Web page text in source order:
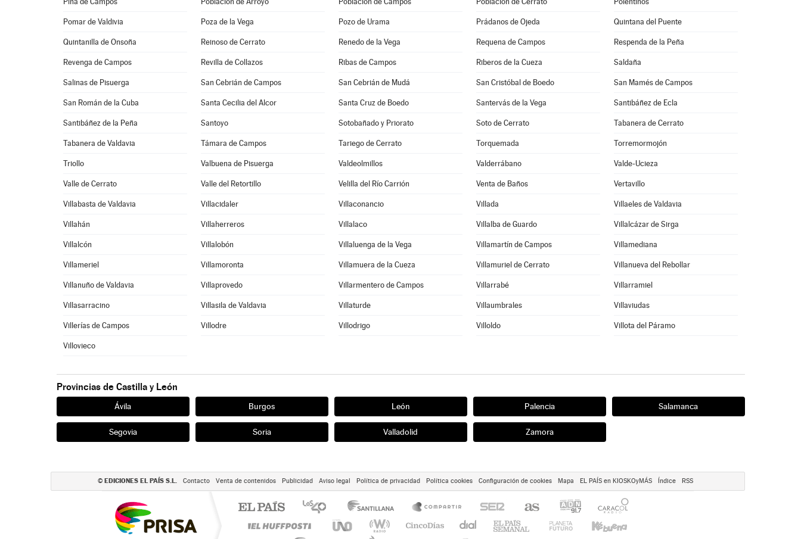
Pomar de Valdivia Poza de la Vega Pozo de Urama Prádanos de Ojeda Quintana del Puente
Quintanilla de Onsoña Reinoso de Cerrato Renedo de la Vega Requena de Campos Respenda de la Peña
Revenga de Campos Revilla de Collazos Ribas de Campos Riberos de la Cueza Saldaña
Salinas de Pisuerga San Cebrián de Campos San Cebrián de Mudá San Cristóbal de Boedo San Mamés de Campos
San Román de la Cuba Santa Cecilia del Alcor Santa Cruz de Boedo Santervás de la Vega Santibáñez de Ecla
Santibáñez de la Peña Santoyo Sotobañado y Priorato Soto de Cerrato Tabanera de Cerrato
Tabanera de Valdavia Támara de Campos Tariego de Cerrato Torquemada Torremormojón
Triollo Valbuena de Pisuerga Valdeolmillos Valderrábano Valde-Ucieza
Valle de Cerrato Valle del Retortillo Velilla del Río Carrión Venta de Baños Vertavillo
Villabasta de Valdavia Villacidaler Villaconancio Villada Villaeles de Valdavia
Villahán Villaherreros Villalaco Villalba de Guardo Villalcázar de Sirga
Villalcón Villalobón Villaluenga de la Vega Villamartín de Campos Villamediana
Villameriel Villamoronta Villamuera de la Cueza Villamuriel de Cerrato Villanueva del Rebollar
Villanuño de Valdavia Villaprovedo Villarmentero de Campos Villarrabé Villarramiel
Villasarracino Villasila de Valdavia Villaturde Villaumbrales Villaviudas
Villerías de Campos Villodre Villodrigo Villoldo Villota del Páramo
Villovieco
Provincias de Castilla y León
Ávila Burgos León Palencia Salamanca
Segovia Soria Valladolid Zamora
© EDICIONES EL PAÍS S.L. Contacto Venta de contenidos Publicidad Aviso legal Política de privacidad Política cookies Configuración de cookies Mapa EL PAÍS en KIOSKOyMÁS Índice RSS